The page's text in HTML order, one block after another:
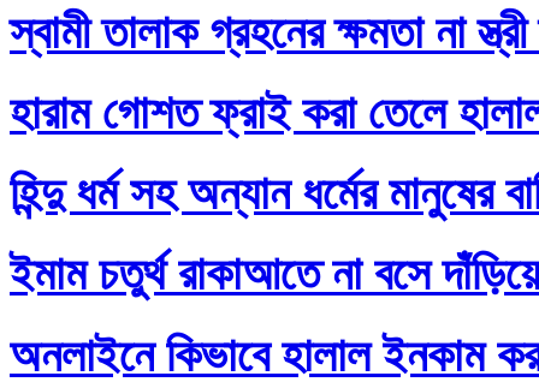
স্বামী তালাক গ্রহনের ক্ষমতা না
হারাম গোশত ফ্রাই করা তেলে
হিন্দু ধর্ম সহ অন্যান ধর্মের মানুষের
ইমাম চতুর্থ রাকাআতে না বসে
অনলাইনে কিভাবে হালাল ইনকাম